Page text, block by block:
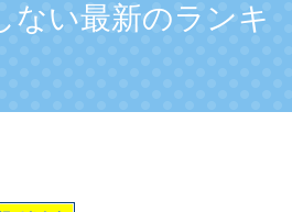
ない最新のランキ